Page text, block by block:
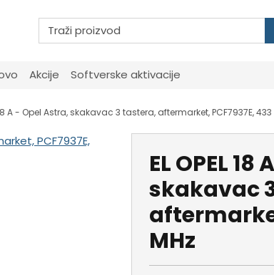
Akcije Softverske aktivacije
18 A - Opel Astra, skakavac 3 tastera, aftermarket, PCF7937E, 433
EL OPEL
skakavac
MHz